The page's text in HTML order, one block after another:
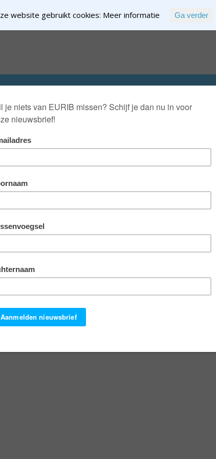
website gebruikt cookies: Meer informatie Ga verder
EXPERTISE